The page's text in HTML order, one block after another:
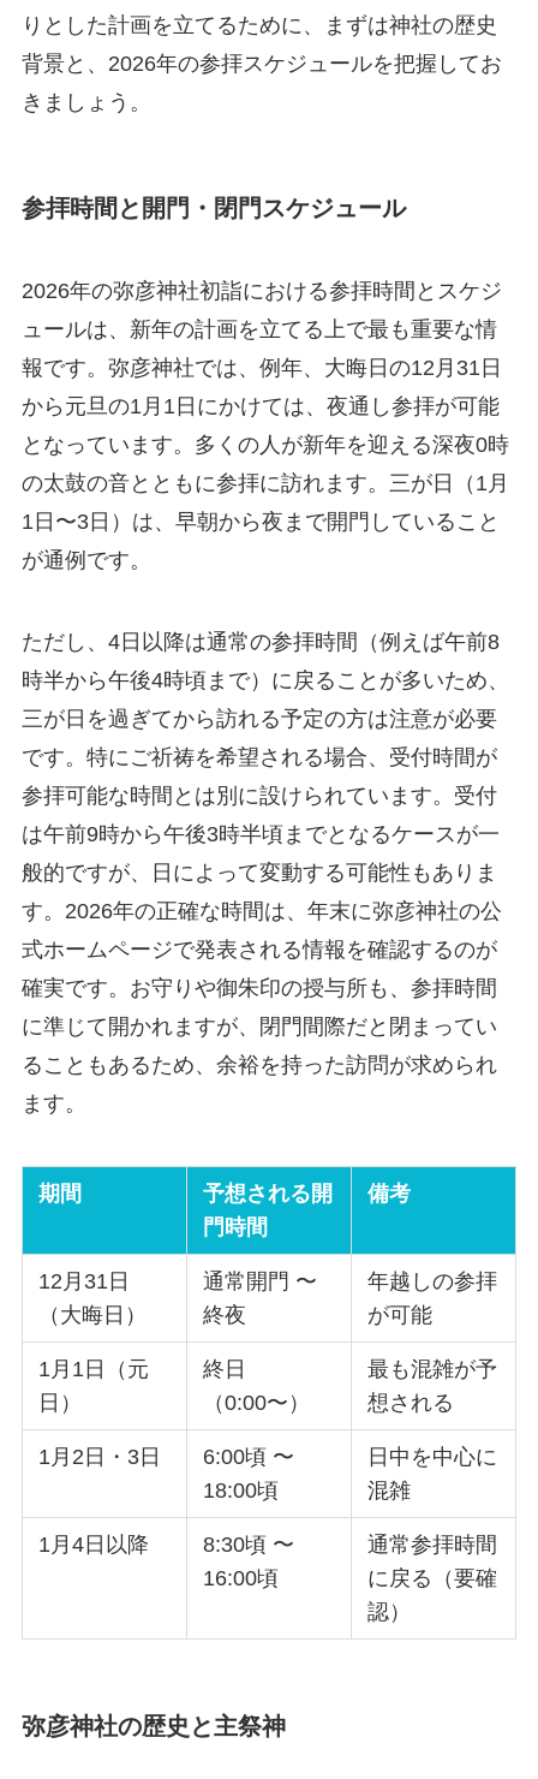
りとした計画を立てるために、まずは神社の歴史
背景と、2026年の参拝スケジュールを把握してお
きましょう。
参拝時間と開門・閉門スケジュール
2026年の弥彦神社初詣における参拝時間とスケジ
ュールは、新年の計画を立てる上で最も重要な情
報です。弥彦神社では、例年、大晦日の12月31日
から元旦の1月1日にかけては、夜通し参拝が可能
となっています。多くの人が新年を迎える深夜0時
の太鼓の音とともに参拝に訪れます。三が日（1月
1日〜3日）は、早朝から夜まで開門していること
が通例です。
ただし、4日以降は通常の参拝時間（例えば午前8
時半から午後4時頃まで）に戻ることが多いため、
三が日を過ぎてから訪れる予定の方は注意が必要
です。特にご祈祷を希望される場合、受付時間が
参拝可能な時間とは別に設けられています。受付
は午前9時から午後3時半頃までとなるケースが一
般的ですが、日によって変動する可能性もありま
す。2026年の正確な時間は、年末に弥彦神社の公
式ホームページで発表される情報を確認するのが
確実です。お守りや御朱印の授与所も、参拝時間
に準じて開かれますが、閉門間際だと閉まってい
ることもあるため、余裕を持った訪問が求められ
ます。
期間
予想される開
門時間
備考
12月31日
（大晦日）
通常開門 〜
終夜
年越しの参拝
が可能
1月1日（元
日）
終日
（0:00〜）
最も混雑が予
想される
1月2日・3日
6:00頃 〜
18:00頃
日中を中心に
混雑
1月4日以降
8:30頃 〜
16:00頃
通常参拝時間
に戻る（要確
認）
弥彦神社の歴史と主祭神